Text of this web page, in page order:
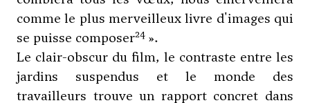
comme le plus merveilleux livre d'images qui
se puisse composer24 ».
Le clair-obscur du film, le contraste entre les
jardins suspendus et le monde des
travailleurs trouve un rapport concret dans